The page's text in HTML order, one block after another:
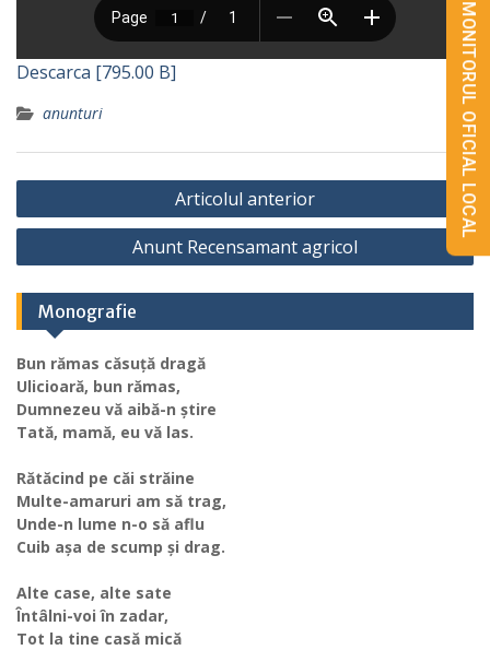
Descarca [795.00 B]
anunturi
Navigare
în
Articolul anterior
Anunt Recensamant agricol
Monografie
Bun rămas căsuță dragă
Ulicioară, bun rămas,
Dumnezeu vă aibă-n știre
Tată, mamă, eu vă las.
Rătăcind pe căi străine
Multe-amaruri am să trag,
Unde-n lume n-o să aflu
Cuib așa de scump și drag.
Alte case, alte sate
Întâlni-voi în zadar,
Tot la tine casă mică
MONITORUL OFICIAL LOCAL